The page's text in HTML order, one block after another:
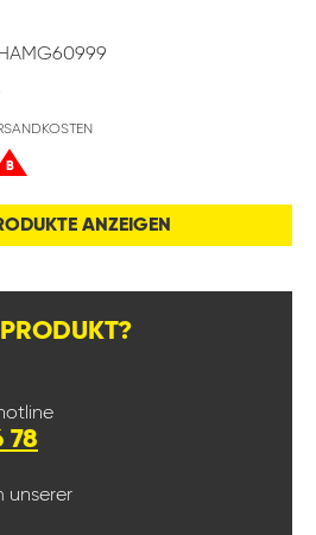
B
ANZEIGEN
78
unserer